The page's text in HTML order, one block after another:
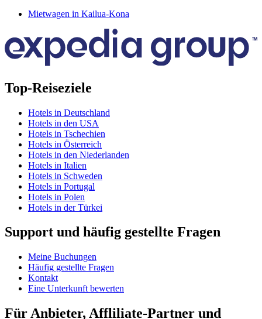
Mietwagen in Kailua-Kona
Top-Reiseziele
Hotels in Deutschland
Hotels in den USA
Hotels in Tschechien
Hotels in Österreich
Hotels in den Niederlanden
Hotels in Italien
Hotels in Schweden
Hotels in Portugal
Hotels in Polen
Hotels in der Türkei
Support und häufig gestellte Fragen
Meine Buchungen
Häufig gestellte Fragen
Kontakt
Eine Unterkunft bewerten
Für Anbieter, Affliliate-Partner und